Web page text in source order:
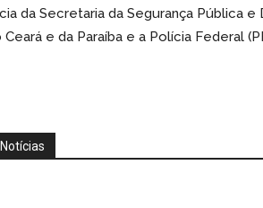
da Secretaria da Segurança Pública
Ceará e da Paraíba e a Polícia Federal